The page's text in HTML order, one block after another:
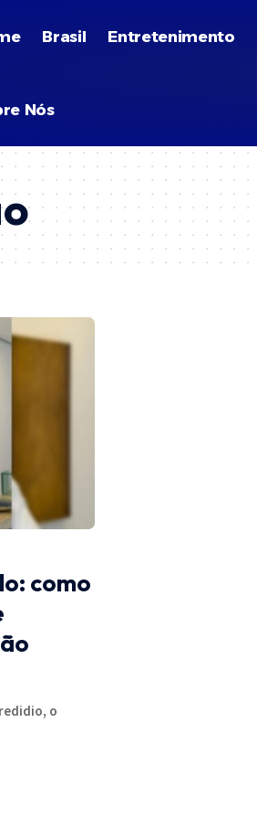
Brasil Entretenimento
Nós
como
o